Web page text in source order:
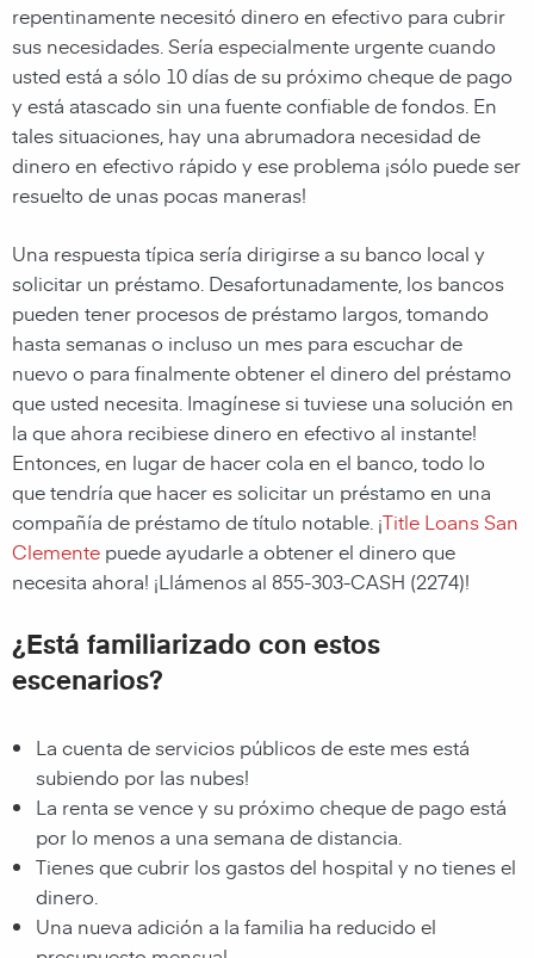
repentinamente necesitó dinero en efectivo para cubrir
sus necesidades. Sería especialmente urgente cuando
usted está a sólo 10 días de su próximo cheque de pago
y está atascado sin una fuente confiable de fondos. En
tales situaciones, hay una abrumadora necesidad de
dinero en efectivo rápido y ese problema ¡sólo puede ser
resuelto de unas pocas maneras!
Una respuesta típica sería dirigirse a su banco local y
solicitar un préstamo. Desafortunadamente, los bancos
pueden tener procesos de préstamo largos, tomando
hasta semanas o incluso un mes para escuchar de
nuevo o para finalmente obtener el dinero del préstamo
que usted necesita. Imagínese si tuviese una solución en
la que ahora recibiese dinero en efectivo al instante!
Entonces, en lugar de hacer cola en el banco, todo lo
que tendría que hacer es solicitar un préstamo en una
compañía de préstamo de título notable. ¡Title Loans San
Clemente puede ayudarle a obtener el dinero que
necesita ahora! ¡Llámenos al 855-303-CASH (2274)!
¿Está familiarizado con estos
escenarios?
La cuenta de servicios públicos de este mes está
subiendo por las nubes!
La renta se vence y su próximo cheque de pago está
por lo menos a una semana de distancia.
Tienes que cubrir los gastos del hospital y no tienes el
dinero.
Una nueva adición a la familia ha reducido el